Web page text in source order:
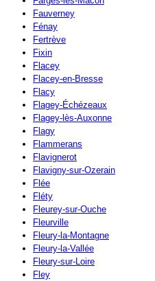
Fauverney
Fénay
Fertrève
Fixin
Flacey
Flacey-en-Bresse
Flacy
Flagey-Échézeaux
Flagey-lès-Auxonne
Flagy
Flammerans
Flavignerot
Flavigny-sur-Ozerain
Flée
Fléty
Fleurey-sur-Ouche
Fleurville
Fleury-la-Montagne
Fleury-la-Vallée
Fleury-sur-Loire
Fley